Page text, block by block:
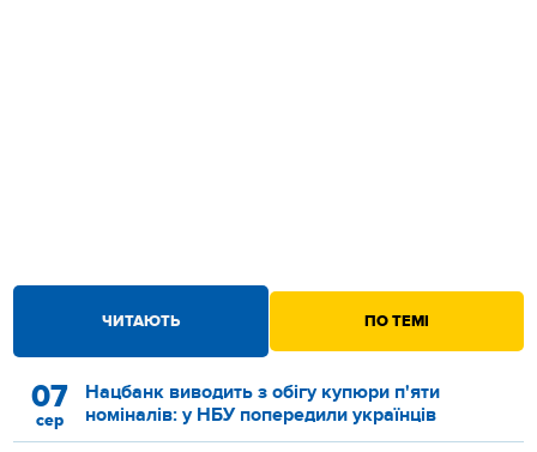
ЧИТАЮТЬ ПО ТЕМІ
07
сер
Нацбанк виводить з обігу купюри п'яти
номіналів: у НБУ попередили українців